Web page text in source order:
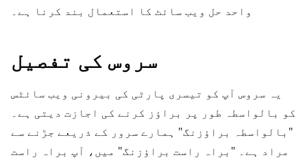
واحد حل ویب سائٹ کا استعمال بند کرنا ہے۔
سروس کی تفصیل
یہ سروس آپ کو تیسری پارٹی کی بیرونی ویب سائٹس
کو بالواسطہ طور پر براؤز کرنے کی اجازت دیتی ہے۔
"بالواسطہ براؤزنگ" ہمارے سرور کے ذریعے جڑنے سے
مراد ہے۔ "براہ راست براؤزنگ" میں، آپ براہ راست